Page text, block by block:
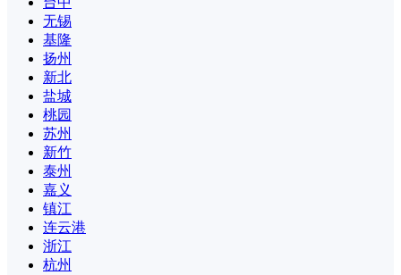
无锡
基隆
扬州
新北
盐城
桃园
苏州
新竹
泰州
嘉义
镇江
连云港
浙江
杭州